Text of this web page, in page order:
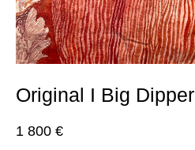
Original I Big Dipper
1 800 €